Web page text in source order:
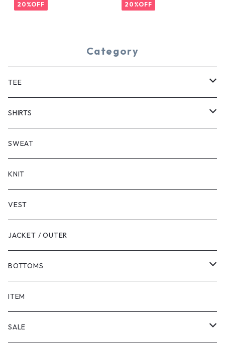
20%OFF 20%OFF
Category
TEE
SHORT SLEEVE
LONG SLEEVE
SHIRTS
SHORT SLEEVE
LONG SLEEVE
SWEAT
KNIT
VEST
JACKET / OUTER
BOTTOMS
SHORTS
PANTS
ITEM
SALE